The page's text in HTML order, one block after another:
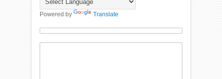
Powered by Translate